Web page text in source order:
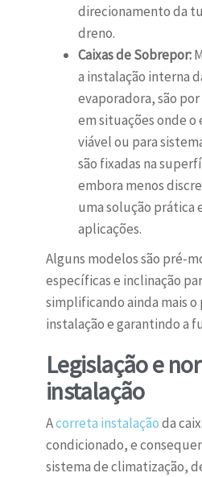
direcionamento da
dreno.
Caixas de Sobrepor:
a instalação interna
evaporadora, são
em situações onde
viável ou para
são fixadas na
embora menos
uma solução prática
aplicações.
Alguns modelos são pré-
específicas e inclinação
simplificando ainda mais o
instalação e garantindo a
Legislação e
instalação
Acorreta instalaçãoda
condicionado, e
sistema de climatização,